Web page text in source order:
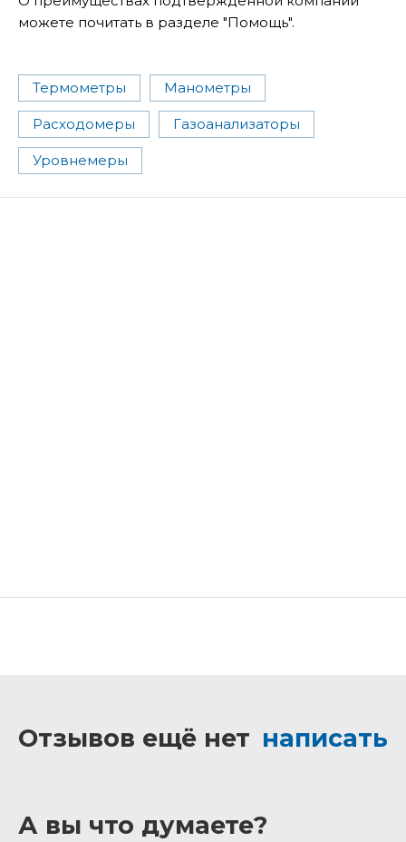
можете почитать в разделе "Помощь".
Термометры Манометры
Расходомеры Газоанализаторы
Уровнемеры
Отзывов ещё нет написать
А вы что думаете?